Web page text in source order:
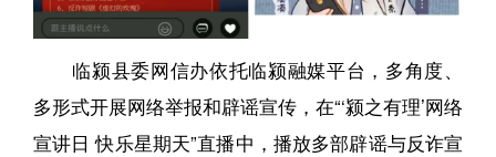
临颍县委网信办依托临颍融媒平台，多角度、
多形式开展网络举报和辟谣宣传，在“‘颍之有理’网络
宣讲日 快乐星期天”直播中，播放多部辟谣与反诈宣